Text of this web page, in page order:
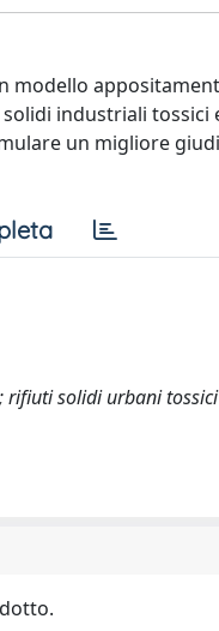
modello
industriali
un migliore
solidi urbani